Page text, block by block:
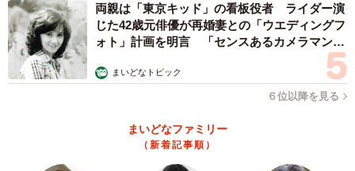
両親は「東京キッド」の看板役者 ライダー演
じた42歳元俳優が再婚妻との「ウエディングフ
ォト」計画を明言 「センスあるカメラマン求
まいどなトピック
６位以降を見る
まいどなファミリー
（新着記事順）